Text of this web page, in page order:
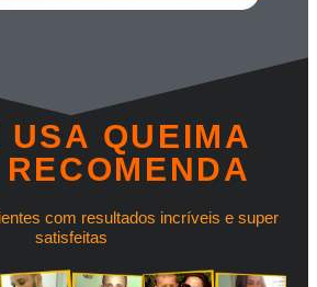
USA QUEIMA
com resultados incríveis e super
satisfeitas